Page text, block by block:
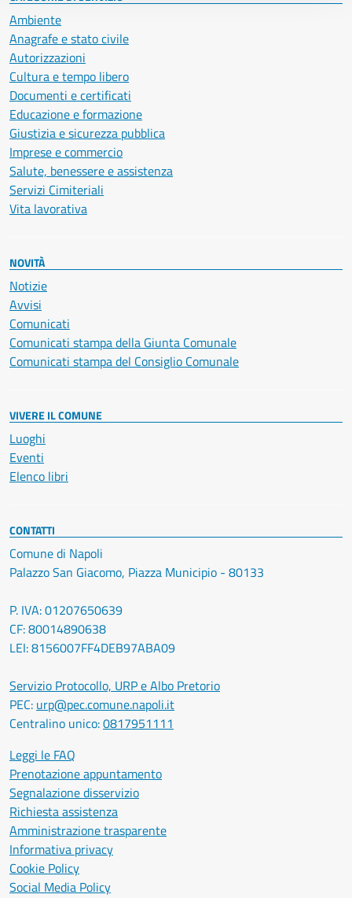
Ambiente
Anagrafe e stato civile
Autorizzazioni
Cultura e tempo libero
Documenti e certificati
Educazione e formazione
Giustizia e sicurezza pubblica
Imprese e commercio
Salute, benessere e assistenza
Servizi Cimiteriali
Vita lavorativa
NOVITÀ
Notizie
Avvisi
Comunicati
Comunicati stampa della Giunta Comunale
Comunicati stampa del Consiglio Comunale
VIVERE IL COMUNE
Luoghi
Eventi
Elenco libri
CONTATTI
Comune di Napoli
Palazzo San Giacomo, Piazza Municipio - 80133
P. IVA: 01207650639
CF: 80014890638
LEI: 8156007FF4DEB97ABA09
Servizio Protocollo, URP e Albo Pretorio
PEC: urp@pec.comune.napoli.it
Centralino unico:0817951111
Leggi le FAQ
Prenotazione appuntamento
Segnalazione disservizio
Richiesta assistenza
Amministrazione trasparente
Informativa privacy
Cookie Policy
Social Media Policy